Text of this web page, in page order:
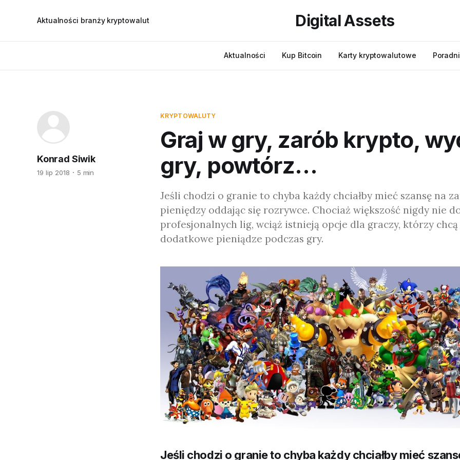
Aktualności branży kryptowalut Digital Assets
Aktualności Kup Bitcoin Karty kryptowalutowe
KRYPTOWALUTY
Graj w gry, zarób krypto,
gry, powtórz…
Konrad Siwik
19 lip 2018 5 min
Jeśli chodzi o granie to chyba każdy chciałby mieć szansę na
pieniędzy oddając się rozrywce. Chociaż większość nigdy nie
profesjonalnych lig, wciąż istnieją opcje dla graczy, którzy
dodatkowe pieniądze podczas gry.
Jeśli chodzi o granie to chyba każdy chciałby mieć